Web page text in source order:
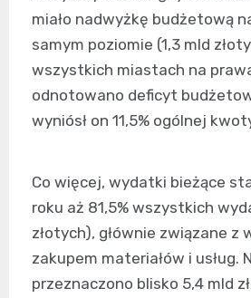
miało nadwyżkę budżetową
samym poziomie (1,3 mld
wszystkich miastach na
odnotowano deficyt
wyniósł on 11,5% ogólnej
Co więcej, wydatki bieżące
roku aż 81,5% wszystkich
złotych), głównie związane z
zakupem materiałów i usług.
przeznaczono blisko 5,4 mld